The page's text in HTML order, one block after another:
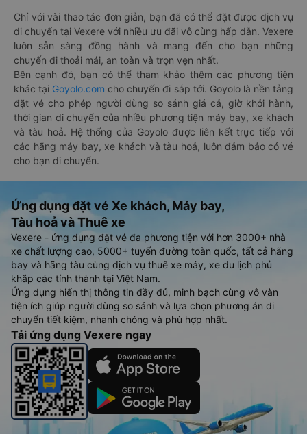
Chỉ với vài thao tác đơn giản, bạn đã có thể đặt được dịch vụ
di chuyển tại Vexere với nhiều ưu đãi vô cùng hấp dẫn. Vexere
luôn sẵn sàng đồng hành và mang đến cho bạn những
chuyến đi thoải mái, an toàn và trọn vẹn nhất.
Bên cạnh đó, bạn có thể tham khảo thêm các phương tiện
khác tại Goyolo.com cho chuyến đi sắp tới. Goyolo là nền tảng
đặt vé cho phép người dùng so sánh giá cả, giờ khởi hành,
thời gian di chuyển của nhiều phương tiện máy bay, xe khách
và tàu hoả. Hệ thống của Goyolo được liên kết trực tiếp với
các hãng máy bay, xe khách và tàu hoả, luôn đảm bảo có vé
cho bạn di chuyển.
Ứng dụng đặt vé Xe khách, Máy bay,
Tàu hoả và Thuê xe
Vexere - ứng dụng đặt vé đa phương tiện với hơn 3000+ nhà
xe chất lượng cao, 5000+ tuyến đường toàn quốc, tất cả hãng
bay và hãng tàu cùng dịch vụ thuê xe máy, xe du lịch phủ
khắp các tỉnh thành tại Việt Nam.
Ứng dụng hiển thị thông tin đầy đủ, minh bạch cùng vô vàn
tiện ích giúp người dùng so sánh và lựa chọn phương án di
chuyển tiết kiệm, nhanh chóng và phù hợp nhất.
Tải ứng dụng Vexere ngay